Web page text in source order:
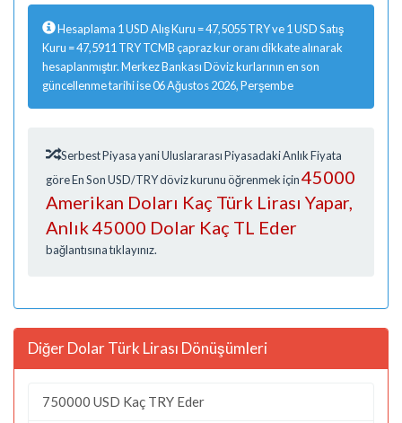
Hesaplama 1 USD Alış Kuru = 47,5055 TRY ve 1 USD Satış
Kuru = 47,5911 TRY TCMB çapraz kur oranı dikkate alınarak
hesaplanmıştır. Merkez Bankası Döviz kurlarının en son
güncellenme tarihi ise 06 Ağustos 2026, Perşembe
Serbest Piyasa yani Uluslararası Piyasadaki Anlık Fiyata
göre En Son USD/TRY döviz kurunu öğrenmek için45000
Amerikan Doları Kaç Türk Lirası Yapar,
Anlık 45000 Dolar Kaç TL Eder
bağlantısına tıklayınız.
Diğer Dolar Türk Lirası Dönüşümleri
750000 USD Kaç TRY Eder